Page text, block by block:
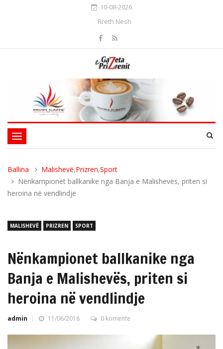
10-08-2026
Rreth Nesh
Toggle
navigation
Ballina Malishevë,Prizren,Sport
Nënkampionet ballkanike nga Banja e Malishevës, priten si
heroina në vendlindje
MALISHEVË PRIZREN SPORT
Nënkampionet ballkanike nga
Banja e Malishevës, priten si
heroina në vendlindje
admin 11/06/2018 0 komente